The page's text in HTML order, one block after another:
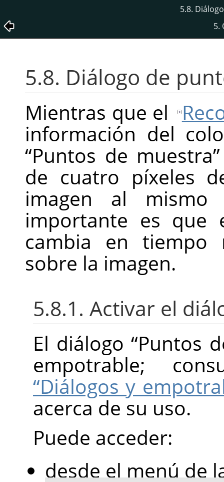
5.8.
5.
5.8. Diálogo de
Mientras que el
información del
“Puntos de muestra”
de cuatro píxeles
imagen al mismo
importante es que
cambia en tiempo
sobre la imagen.
5.8.1. Activar el
El diálogo“Puntos
empotrable;
“Diálogos y
acerca de su uso.
Puede acceder:
desde el menú de